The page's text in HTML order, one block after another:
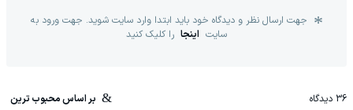
جهت ارسال نظر و دیدگاه خود باید ابتدا وارد سایت شوید. جهت ورود به
سایت اینجا را کلیک کنید
36 دیدگاه بر اساس محبوب ترین